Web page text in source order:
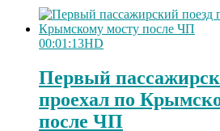
00:01:13HD
Первый
проехал по
после ЧП